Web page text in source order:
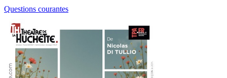
Questions courantes